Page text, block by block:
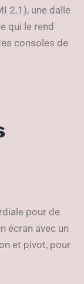
2.1), une dalle
qui le rend
consoles de
pour de
écran avec un
et pivot, pour